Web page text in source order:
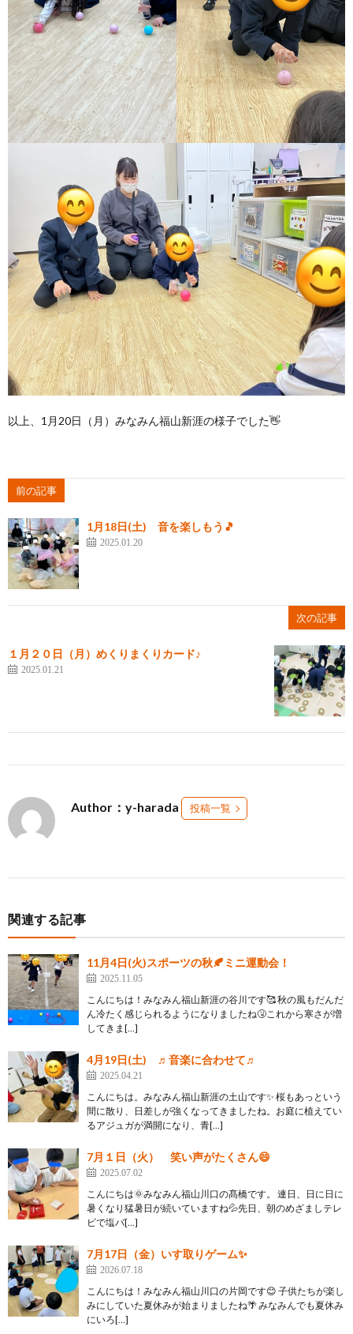
以上、1月20日（月）みなみん福山新涯の様子でした👋
前の記事
1月18日(土) 音を楽しもう🎵
2025.01.20
次の記事
１月２０日（月）めくりまくりカード♪
2025.01.21
Author：y-harada 投稿一覧
関連する記事
11月4日(火)スポーツの秋🍂ミニ運動会！
2025.11.05
こんにちは！みなみん福山新涯の谷川です🥰 秋の風もだんだ
ん冷たく感じられるようになりましたね🤧これから寒さが増
してきま[…]
4月19日(土) ♬音楽に合わせて♬
2025.04.21
こんにちは。みなみん福山新涯の土山です✨ 桜もあっという
間に散り、日差しが強くなってきましたね。お庭に植えてい
るアジュガが満開になり、青[…]
7月１日（火） 笑い声がたくさん😄
2025.07.02
こんにちは🌞みなみん福山川口の髙橋です。 連日、日に日に
暑くなり猛暑日が続いていますね💦先日、朝のめざましテレ
ビで塩バ[…]
7月17日（金）いす取りゲーム✨
2026.07.18
こんにちは！みなみん福山川口の片岡です😊 子供たちが楽し
みにしていた夏休みが始まりましたね🌴 みなみんでも夏休み
にいろ[…]